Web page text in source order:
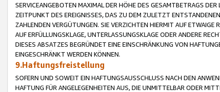
SERVICEANGEBOTEN MAXIMAL DER HÖHE DES GESAMTBETRAGS
ZEITPUNKT DES EREIGNISSES, DAS ZU DEM ZULETZT
ZAHLENDEN VERGÜTUNGEN. SIE VERZICHTEN HIERMIT AUF
AUF ERFÜLLUNGSKLAGE, UNTERLASSUNGSKLAGE ODER ANDERE
DIESES ABSATZES BEGRÜNDET EINE EINSCHRÄNKUNG VON
EINGESCHRÄNKT WERDEN KÖNNEN.
9.Haftungsfreistellung
SOFERN UND SOWEIT EIN HAFTUNGSAUSSCHLUSS NACH DEN
HAFTUNG FÜR ANGELEGENHEITEN AUS, DIE UNMITTELBAR ODER